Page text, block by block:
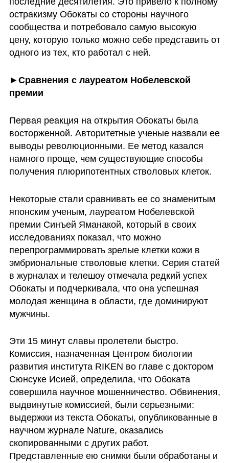
остракизму Обокаты со стороны научного
сообщества и потребовало самую высокую
цену, которую только можно себе представить от
одного из тех, кто работал с ней.
►Сравнения с лауреатом Нобелевской
премии
Первая реакция на открытия Обокаты была
восторженной. Авторитетные ученые назвали ее
выводы революционными. Ее метод казался
намного проще, чем существующие способы
получения плюрипотентных стволовых клеток.
Некоторые стали сравнивать ее со знаменитым
японским ученым, лауреатом Нобелевской
премии Синъей Яманакой, который в своих
исследованиях показал, что можно
перепрограммировать зрелые клетки кожи в
эмбриональные стволовые клетки. Серия статей
в журналах и телешоу отмечала редкий успех
Обокаты и подчеркивала, что она успешная
молодая женщина в области, где доминируют
мужчины.
Эти 15 минут славы пролетели быстро.
Комиссия, назначенная Центром биологии
развития института RIKEN во главе с доктором
Сюнсуке Исией, определила, что Обоката
совершила научное мошенничество. Обвинения,
выдвинутые комиссией, были серьезными:
выдержки из текста Обокаты, опубликованные в
научном журнале Nature, оказались
скопированными с других работ.
Представленные ею снимки были обработаны и